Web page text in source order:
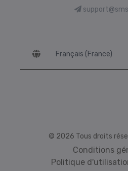
© 2026 Tous droits
Conditions
Politique